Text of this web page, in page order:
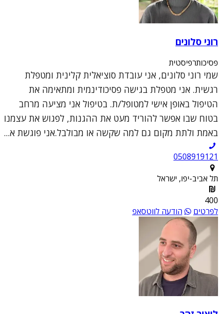
רוני סלונים
פסיכותרפיסטית
שמי רוני סלונים, אני עובדת סוציאלית קלינית ומטפלת
רגשית. אני מטפלת בגישה פסיכודינמית ומתאימה את
הטיפול באופן אישי למטופל/ת. בטיפול אני מציעה מרחב
בטוח שבו אפשר להוריד מעט את ההגנות, לפגוש את עצמנו
באמת ולתת מקום גם למה שקשה או מבולבל.אני פוגשת א...
0508919121
תל אביב-יפו, ישראל
400
לפרטים
הודעה לווטסאפ